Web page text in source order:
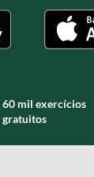
60 mil exercícios
gratuitos